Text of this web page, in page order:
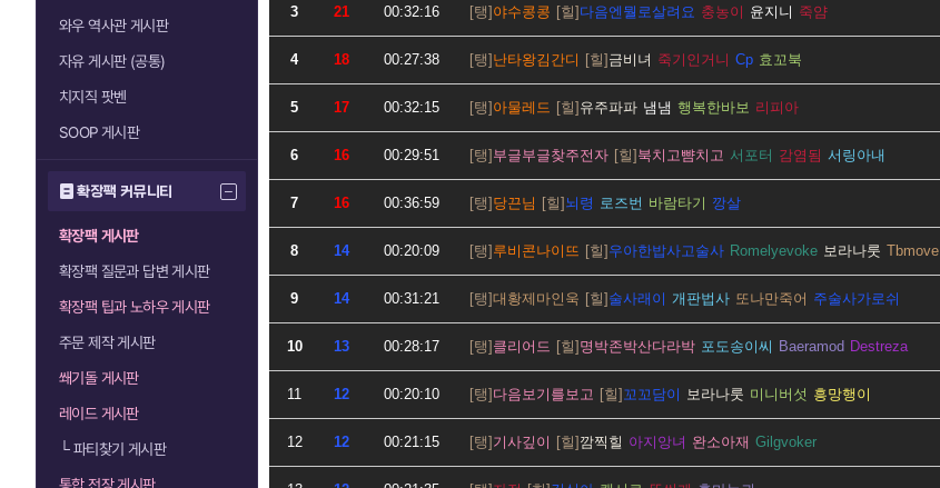
와우 역사관 게시판
자유 게시판 (공통)
치지직 팟벤
SOOP 게시판
확장팩 커뮤니티
확장팩 게시판
확장팩 질문과 답변 게시판
확장팩 팁과 노하우 게시판
주문 제작 게시판
쐐기돌 게시판
레이드 게시판
└파티찾기 게시판
3 21 00:32:16 야수콩콩 다음엔뭘로살려요 충농이 윤지니 죽얌
4 18 00:27:38 난타왕김간디 금비녀 죽기인거니 Cp 효꼬북
5 17 00:32:15 아물레드 유주파파 냄냄 행복한바보 리피아
6 16 00:29:51 부글부글찾주전자 북치고뺨치고 서포터 감염됨 서링아내
7 16 00:36:59 당끈님 뇌령 로즈번 바람타기 깡살
8 14 00:20:09 루비콘나이뜨 우아한밥사고술사 Romelyevoke 보라나룻 Tbmove
9 14 00:31:21 대황제마인욱 술사래이 개판법사 또나만죽어 주술사가로쉬
10 13 00:28:17 클리어드 명박존박산다라박 포도송이씨 Baeramod Destreza
11 12 00:20:10 다음보기를보고 꼬꼬담이 보라나룻 미니버섯 흥망행이
12 12 00:21:15 기사깊이 깜찍힐 아지앙녀 완소아재 Gilgvoker